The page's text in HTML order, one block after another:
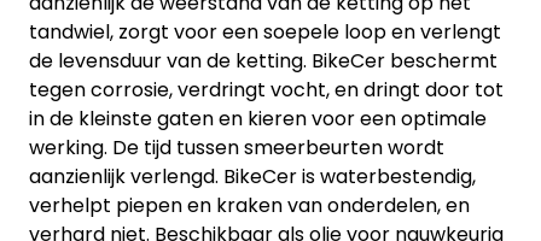
tandwiel, zorgt voor een soepele loop en verlengt
de levensduur van de ketting. BikeCer beschermt
tegen corrosie, verdringt vocht, en dringt door tot
in de kleinste gaten en kieren voor een optimale
werking. De tijd tussen smeerbeurten wordt
aanzienlijk verlengd. BikeCer is waterbestendig,
verhelpt piepen en kraken van onderdelen, en
verhard niet. Beschikbaar als olie voor nauwkeurig